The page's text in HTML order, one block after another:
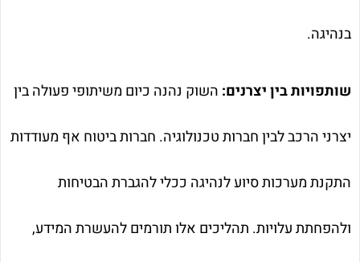
בנהיגה.
שותפויות בין יצרנים: השוק נהנה כיום משיתופי פעולה בין
יצרני הרכב לבין חברות טכנולוגיה. חברות ביטוח אף מעודדות
התקנת מערכות סיוע לנהיגה ככלי להגברת הבטיחות
ולהפחתת עלויות. תהליכים אלו תורמים להעשרת המידע,